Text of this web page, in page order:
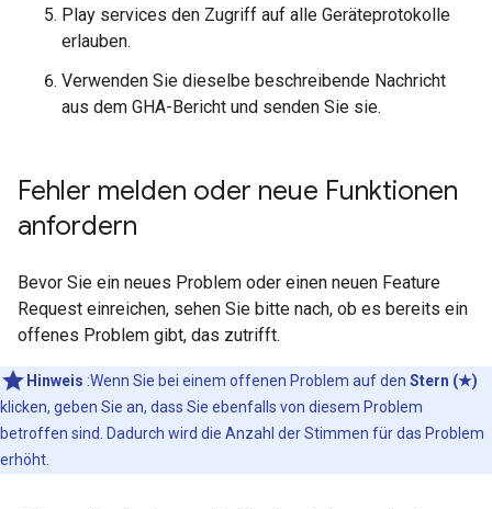
Play services den Zugriff auf alle Geräteprotokolle
erlauben.
Verwenden Sie dieselbe beschreibende Nachricht
aus dem GHA-Bericht und senden Sie sie.
Fehler melden oder neue Funktionen
anfordern
Bevor Sie ein neues Problem oder einen neuen Feature
Request einreichen, sehen Sie bitte nach, ob es bereits ein
offenes Problem gibt, das zutrifft.
Hinweis :Wenn Sie bei einem offenen Problem auf den Stern (★)
klicken, geben Sie an, dass Sie ebenfalls von diesem Problem
betroffen sind. Dadurch wird die Anzahl der Stimmen für das Problem
erhöht.